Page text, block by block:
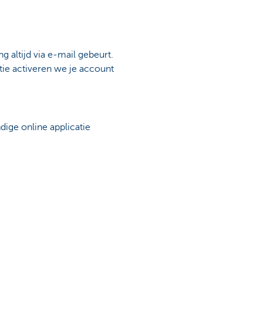
altijd via e-mail gebeurt.
activeren we je account
online applicatie